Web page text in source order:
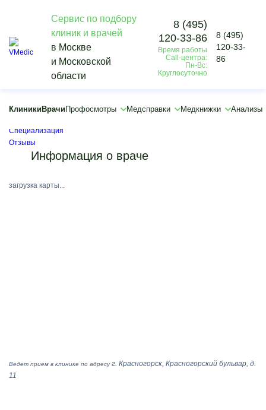
Сервис по подбору
клиник и врачей
в Москве
и Московской
области
8 (495)
120-33-86
Время работы
Call-центра:
Пн-Вс:
Круглосуточно
8 (495)
120-33-
86
Клиники Врачи Профосмотры Медсправки Медкнижки Анализы
Vmedic
Врачи
Джонназарова Дильфуза Худейназарова
Терапевт
Специализация
Отзывы
Информация о враче
загрузка карты...
Ведет прием в клинике по адресу г. Красногорск, Красногорский бульвар, д.
11